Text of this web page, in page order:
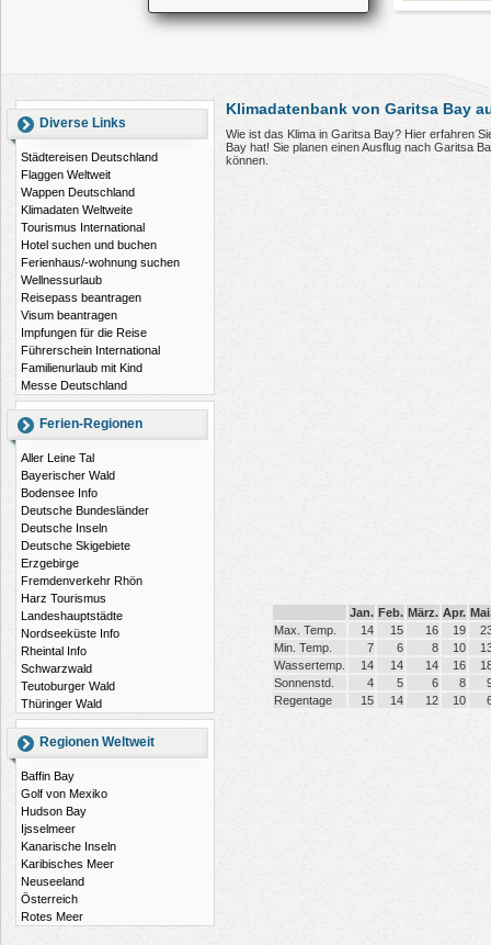
Diverse Links
Städtereisen Deutschland
Flaggen Weltweit
Wappen Deutschland
Klimadaten Weltweite
Tourismus International
Hotel suchen und buchen
Ferienhaus/-wohnung suchen
Wellnessurlaub
Reisepass beantragen
Visum beantragen
Impfungen für die Reise
Führerschein International
Familienurlaub mit Kind
Messe Deutschland
Ferien-Regionen
Aller Leine Tal
Bayerischer Wald
Bodensee Info
Deutsche Bundesländer
Deutsche Inseln
Deutsche Skigebiete
Erzgebirge
Fremdenverkehr Rhön
Harz Tourismus
Landeshauptstädte
Nordseeküste Info
Rheintal Info
Schwarzwald
Teutoburger Wald
Thüringer Wald
Regionen Weltweit
Baffin Bay
Golf von Mexiko
Hudson Bay
Ijsselmeer
Kanarische Inseln
Karibisches Meer
Neuseeland
Österreich
Rotes Meer
Klimadatenbank von Garitsa Bay
Wie ist das Klima in Garitsa Bay? Hier erfahren
Bay hat! Sie planen einen Ausflug nach Garitsa
können.
Jan. Feb. März. Apr.
Max. Temp.
14 15 16 19
Min. Temp.
7 6 8 10
Wassertemp.
14 14 14 16
Sonnenstd.
4 5 6 8
Regentage
15 14 12 10